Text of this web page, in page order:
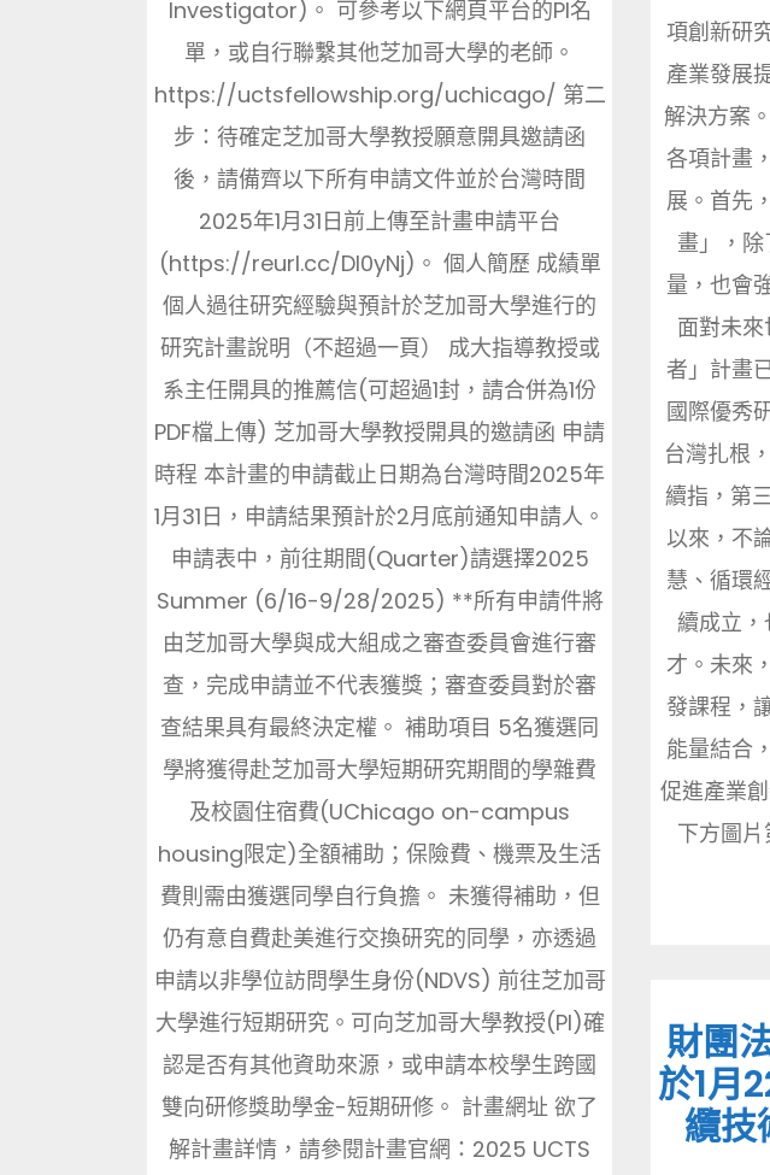
項創新研
產業發展
解決方案
各項計畫
展。首先
畫」，
量，也會
面對未
者」計畫
國際優秀
台灣扎根
續指，第
以來，不
慧、循環
續成立
才。未來
發課程，
能量結合
促進產業
下方圖
Investigator)。 可參考以下網頁平台的PI名
單，或自行聯繫其他芝加哥大學的老師。
https://uctsfellowship.org/uchicago/ 第二
步：待確定芝加哥大學教授願意開具邀請函
後，請備齊以下所有申請文件並於台灣時間
2025年1月31日前上傳至計畫申請平台
(https://reurl.cc/Dl0yNj)。 個人簡歷 成績單
個人過往研究經驗與預計於芝加哥大學進行的
研究計畫說明（不超過一頁） 成大指導教授或
系主任開具的推薦信(可超過1封，請合併為1份
PDF檔上傳) 芝加哥大學教授開具的邀請函 申請
時程 本計畫的申請截止日期為台灣時間2025年
1月31日，申請結果預計於2月底前通知申請人。
申請表中，前往期間(Quarter)請選擇2025
Summer (6/16-9/28/2025) **所有申請件將
由芝加哥大學與成大組成之審查委員會進行審
查，完成申請並不代表獲獎；審查委員對於審
查結果具有最終決定權。 補助項目 5名獲選同
學將獲得赴芝加哥大學短期研究期間的學雜費
及校園住宿費(UChicago on-campus
housing限定)全額補助；保險費、機票及生活
費則需由獲選同學自行負擔。 未獲得補助，但
仍有意自費赴美進行交換研究的同學，亦透過
申請以非學位訪問學生身份(NDVS) 前往芝加哥
大學進行短期研究。可向芝加哥大學教授(PI)確
認是否有其他資助來源，或申請本校學生跨國
雙向研修獎助學金-短期研修。 計畫網址 欲了
解計畫詳情，請參閱計畫官網：2025 UCTS
財團
於1月
纜技